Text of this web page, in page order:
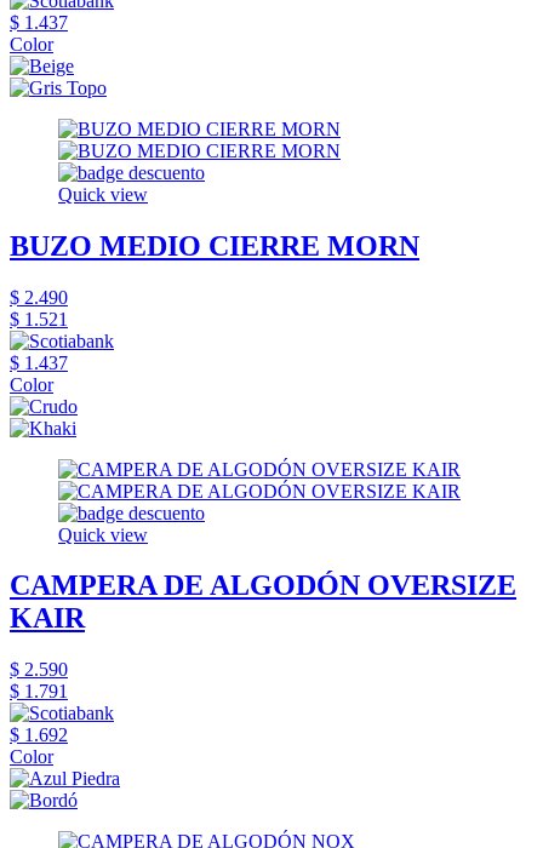
$ 1.437
Color
Quick view
BUZO MEDIO CIERRE MORN
$ 2.490
$ 1.521
$ 1.437
Color
Quick view
CAMPERA DE ALGODÓN OVERSIZE
KAIR
$ 2.590
$ 1.791
$ 1.692
Color